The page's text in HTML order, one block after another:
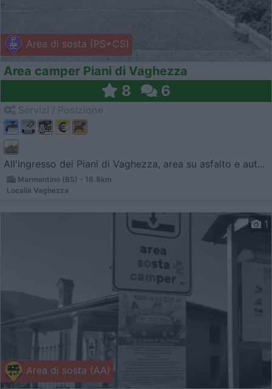
Area di sosta (PS+CS)
Area camper Piani di Vaghezza
8 6
All'ingresso dei Piani di Vaghezza, area su asfalto e aut...
Marmentino (BS) - 16.8km
Localià Vaghezza
Area di sosta (AA)
1